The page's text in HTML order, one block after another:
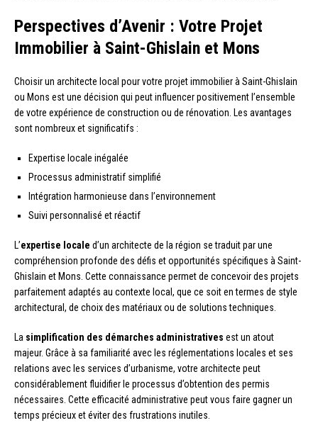
Perspectives d’Avenir : Votre Projet
Immobilier à Saint-Ghislain et Mons
Choisir un architecte local pour votre projet immobilier à Saint-Ghislain
ou Mons est une décision qui peut influencer positivement l’ensemble
de votre expérience de construction ou de rénovation. Les avantages
sont nombreux et significatifs :
Expertise locale inégalée
Processus administratif simplifié
Intégration harmonieuse dans l’environnement
Suivi personnalisé et réactif
L’expertise locale d’un architecte de la région se traduit par une
compréhension profonde des défis et opportunités spécifiques à Saint-
Ghislain et Mons. Cette connaissance permet de concevoir des projets
parfaitement adaptés au contexte local, que ce soit en termes de style
architectural, de choix des matériaux ou de solutions techniques.
La simplification des démarches administratives est un atout
majeur. Grâce à sa familiarité avec les réglementations locales et ses
relations avec les services d’urbanisme, votre architecte peut
considérablement fluidifier le processus d’obtention des permis
nécessaires. Cette efficacité administrative peut vous faire gagner un
temps précieux et éviter des frustrations inutiles.